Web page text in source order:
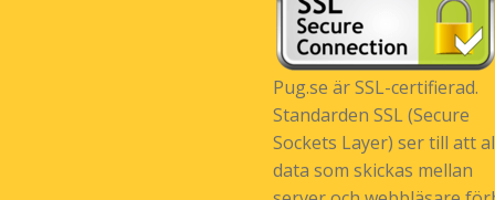
Pug.se är SSL-certifierad.
Standarden SSL (Secure
Sockets Layer) ser till att
data som skickas mellan